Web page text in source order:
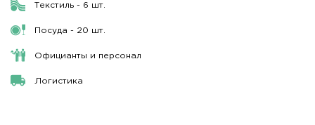
Текстиль - 6 шт.
Посуда - 20 шт.
Официанты и персонал
Логистика